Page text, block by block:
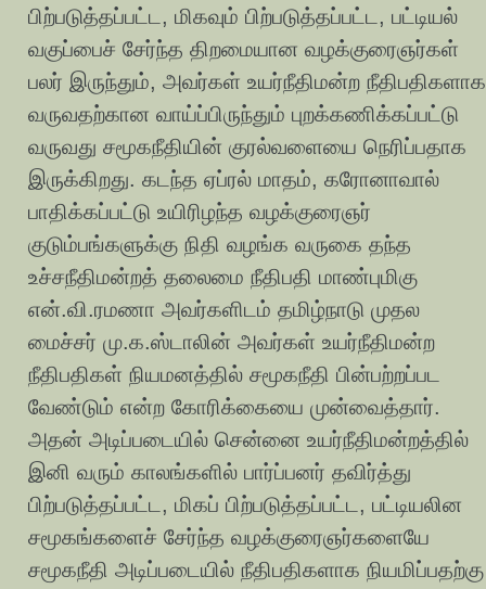
பிற்படுத்தப்பட்ட, மிகவும் பிற்படுத்தப்பட்ட, பட்டியல்
வகுப்பைச் சேர்ந்த திறமையான வழக்குரைஞர்கள்
பலர் இருந்தும், அவர்கள் உயர்நீதிமன்ற நீதிபதிகளாக
வருவதற்கான வாய்ப்பிருந்தும் புறக்கணிக்கப்பட்டு
வருவது சமூகநீதியின் குரல்வளையை நெரிப்பதாக
இருக்கிறது. கடந்த ஏப்ரல் மாதம், கரோனாவால்
பாதிக்கப்பட்டு உயிரிழந்த வழக்குரைஞர்
குடும்பங்களுக்கு நிதி வழங்க வருகை தந்த
உச்சநீதிமன்றத் தலைமை நீதிபதி மாண்புமிகு
என்.வி.ரமணா அவர்களிடம் தமிழ்நாடு முதல
மைச்சர் மு.க.ஸ்டாலின் அவர்கள் உயர்நீதிமன்ற
நீதிபதிகள் நியமனத்தில் சமூகநீதி பின்பற்றப்பட
வேண்டும் என்ற கோரிக்கையை முன்வைத்தார்.
அதன் அடிப்படையில் சென்னை உயர்நீதிமன்றத்தில்
இனி வரும் காலங்களில் பார்ப்பனர் தவிர்த்து
பிற்படுத்தப்பட்ட, மிகப் பிற்படுத்தப்பட்ட, பட்டியலின
சமூகங்களைச் சேர்ந்த வழக்குரைஞர்களையே
சமூகநீதி அடிப்படையில் நீதிபதிகளாக நியமிப்பதற்கு